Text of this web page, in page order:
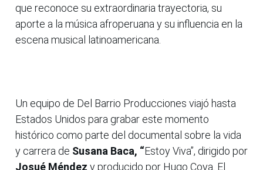
que reconoce su extraordinaria trayectoria, su
aporte a la música afroperuana y su influencia en la
escena musical latinoamericana.
Un equipo de Del Barrio Producciones viajó hasta
Estados Unidos para grabar este momento
histórico como parte del documental sobre la vida
y carrera de Susana Baca, “Estoy Viva”, dirigido por
Josué Méndez y producido por Hugo Coya. El